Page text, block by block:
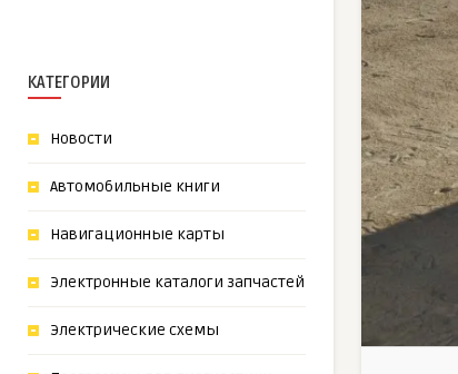
КАТЕГОРИИ
Новости
Автомобильные книги
Навигационные карты
Электронные каталоги запчастей
Электрические схемы